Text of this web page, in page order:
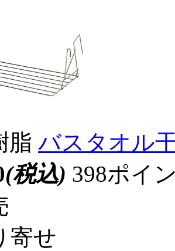
脂 バスタオル
(税込) 398ポイ
寄せ